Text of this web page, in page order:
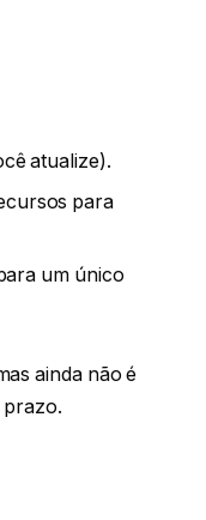
atualize).
para
um único
ainda não é
prazo.